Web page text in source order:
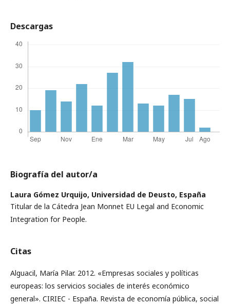
Descargas
Biografía del autor/a
Laura Gómez Urquijo, Universidad de Deusto, España
Titular de la Cátedra Jean Monnet EU Legal and Economic
Integration for People.
Citas
Alguacil, María Pilar. 2012. «Empresas sociales y políticas
europeas: los servicios sociales de interés económico
general». CIRIEC - España. Revista de economía pública, social